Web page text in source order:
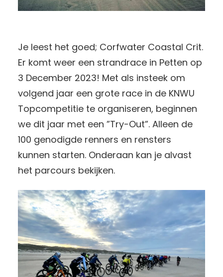
Je leest het goed; Corfwater Coastal Crit.
Er komt weer een strandrace in Petten op
3 December 2023! Met als insteek om
volgend jaar een grote race in de KNWU
Topcompetitie te organiseren, beginnen
we dit jaar met een ”Try-Out”. Alleen de
100 genodigde renners en rensters
kunnen starten. Onderaan kan je alvast
het parcours bekijken.